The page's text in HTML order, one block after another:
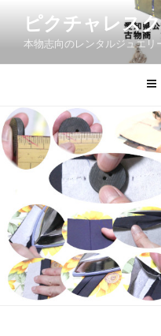
ン
ス
キ
ッ
ピクチャレス
本物志向のレンタルジュエ